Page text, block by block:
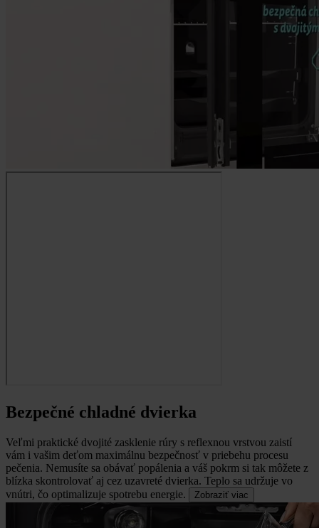
Bezpečné chladné dvierka
Veľmi praktické dvojité zasklenie rúry s reflexnou vrstvou zaistí
vám i vašim deťom maximálnu bezpečnosť v priebehu procesu
pečenia. Nemusíte sa obávať popálenia a váš pokrm si tak môžete z
blízka skontrolovať aj cez uzavreté dvierka. Teplo sa udržuje vo
vnútri, čo optimalizuje spotrebu energie.
Zobraziť viac